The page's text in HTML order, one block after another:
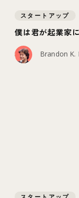
スタートアップ
僕は君が起業家
Brandon K.